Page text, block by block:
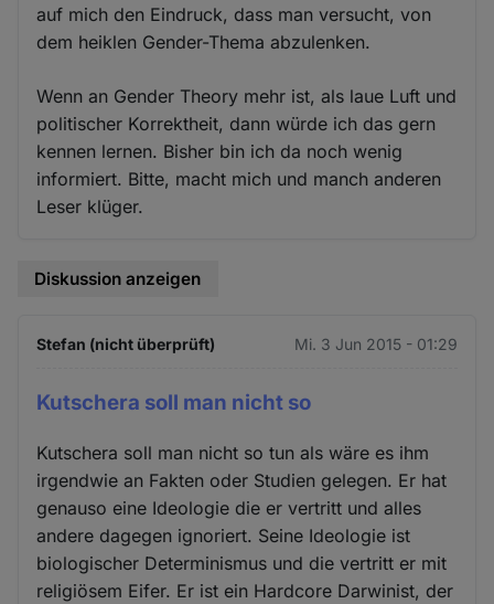
auf mich den Eindruck, dass man versucht, von
dem heiklen Gender-Thema abzulenken.
Wenn an Gender Theory mehr ist, als laue Luft und
politischer Korrektheit, dann würde ich das gern
kennen lernen. Bisher bin ich da noch wenig
informiert. Bitte, macht mich und manch anderen
Leser klüger.
Diskussion anzeigen
Stefan (nicht überprüft) Mi. 3 Jun 2015 - 01:29
Kutschera soll man nicht so
Kutschera soll man nicht so tun als wäre es ihm
irgendwie an Fakten oder Studien gelegen. Er hat
genauso eine Ideologie die er vertritt und alles
andere dagegen ignoriert. Seine Ideologie ist
biologischer Determinismus und die vertritt er mit
religiösem Eifer. Er ist ein Hardcore Darwinist, der